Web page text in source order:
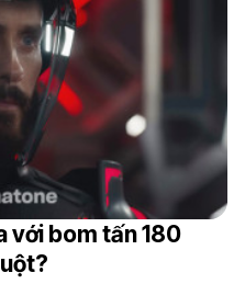
với bom tấn 180